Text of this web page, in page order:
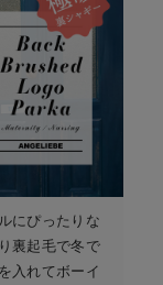
にぴったりな
裏起毛で冬で
入れてボーイ